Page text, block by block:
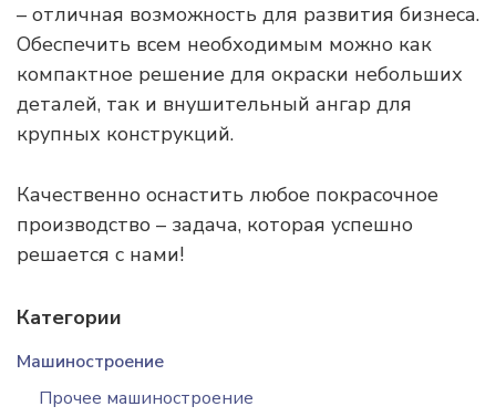
– отличная возможность для развития бизнеса.
Обеспечить всем необходимым можно как
компактное решение для окраски небольших
деталей, так и внушительный ангар для
крупных конструкций.
Качественно оснастить любое покрасочное
производство – задача, которая успешно
решается с нами!
Категории
Машиностроение
Прочее машиностроение